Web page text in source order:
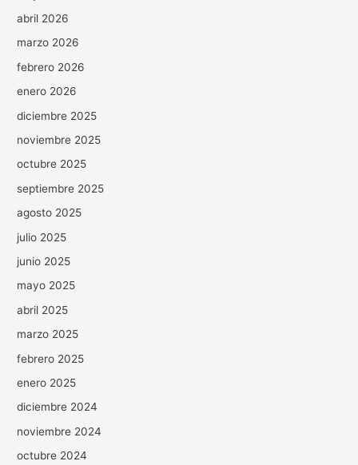
abril 2026
marzo 2026
febrero 2026
enero 2026
diciembre 2025
noviembre 2025
octubre 2025
septiembre 2025
agosto 2025
julio 2025
junio 2025
mayo 2025
abril 2025
marzo 2025
febrero 2025
enero 2025
diciembre 2024
noviembre 2024
octubre 2024